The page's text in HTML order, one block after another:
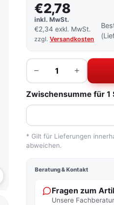
€2,78
inkl. MwSt.
€2,34 exkl. MwSt.
zzgl.Versandkosten
−
Menge
+
Zwischensumme für 1
* Gilt für Lieferungen
abweichen.
Beratung & Kontakt
Fragen zum
Unsere